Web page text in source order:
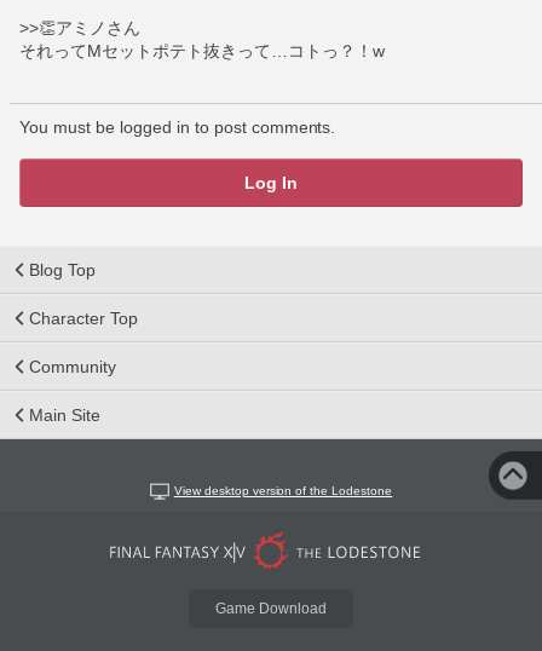
>>👏アミノさん
それってMセットポテト抜きって…コトっ？！w
You must be logged in to post comments.
Log In
Blog Top
Character Top
Community
Main Site
View desktop version of the Lodestone
Game Download